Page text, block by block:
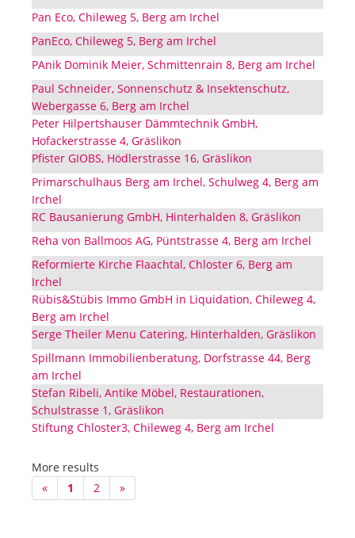
Pan Eco, Chileweg 5, Berg am Irchel
PanEco, Chileweg 5, Berg am Irchel
PAnik Dominik Meier, Schmittenrain 8, Berg am Irchel
Paul Schneider, Sonnenschutz & Insektenschutz,
Webergasse 6, Berg am Irchel
Peter Hilpertshauser Dämmtechnik GmbH,
Hofackerstrasse 4, Gräslikon
Pfister GIOBS, Hödlerstrasse 16, Gräslikon
Primarschulhaus Berg am Irchel, Schulweg 4, Berg am
Irchel
RC Bausanierung GmbH, Hinterhalden 8, Gräslikon
Reha von Ballmoos AG, Püntstrasse 4, Berg am Irchel
Reformierte Kirche Flaachtal, Chloster 6, Berg am
Irchel
Rübis&Stübis Immo GmbH in Liquidation, Chileweg 4,
Berg am Irchel
Serge Theiler Menu Catering, Hinterhalden, Gräslikon
Spillmann Immobilienberatung, Dorfstrasse 44, Berg
am Irchel
Stefan Ribeli, Antike Möbel, Restaurationen,
Schulstrasse 1, Gräslikon
Stiftung Chloster3, Chileweg 4, Berg am Irchel
More results
«
1 2 »